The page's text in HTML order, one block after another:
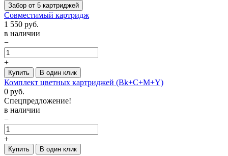
Забор от 5 картриджей
Совместимый картридж
1 550 руб.
в наличии
−
+
Купить В один клик
Комплект цветных картриджей (Bk+C+M+Y)
0 руб.
Спецпредложение!
в наличии
−
+
Купить В один клик